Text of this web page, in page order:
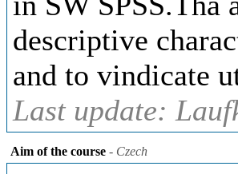
descriptive
and to vindicate
Last update:
Aim of the course - Czech